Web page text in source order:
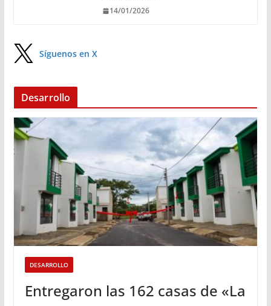
14/01/2026
Síguenos en X
Desarrollo
DESARROLLO
Entregaron las 162 casas de «La